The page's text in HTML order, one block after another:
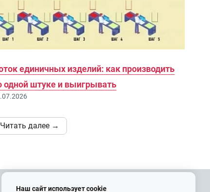
единичных изделий: как производить
одной штуке и выигрывать
Читать далее →
Наш сайт использует cookie